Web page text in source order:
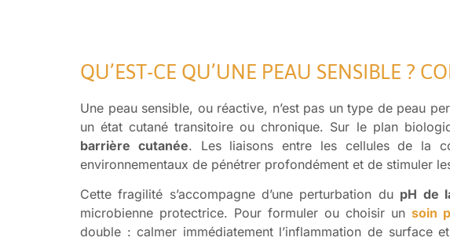
QU’EST-CE QU’UNE PEAU SENSIBLE ?
Une peau sensible, ou réactive, n’est pas un type de peau
un état cutané transitoire ou chronique. Sur le plan
barrière cutanée. Les liaisons entre les cellules de la
environnementaux de pénétrer profondément et de stimuler
Cette fragilité s’accompagne d’une perturbation du pH de
microbienne protectrice. Pour formuler ou choisir unsoin
double : calmer immédiatement l’inflammation de surface